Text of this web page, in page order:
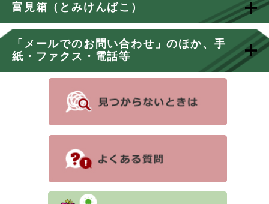
富見箱（とみけんばこ）
「メールでのお問い合わせ」のほか、手
紙・ファクス・電話等